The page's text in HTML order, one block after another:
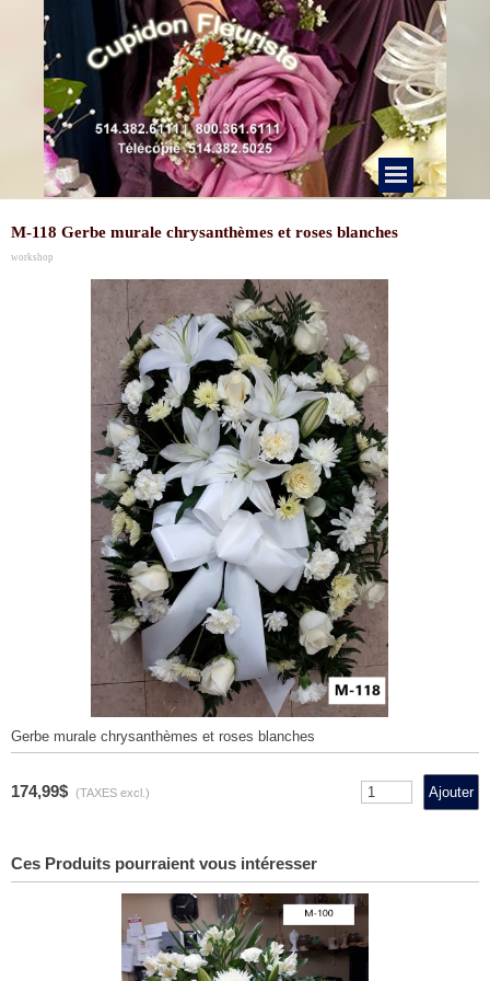
M-118 Gerbe murale chrysanthèmes et roses blanches
workshop
Gerbe murale chrysanthèmes et roses blanches
174,99$ (TAXES excl.)
Ces Produits pourraient vous intéresser